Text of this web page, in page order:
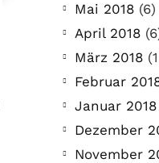
Mai 2018 (6)
April 2018
März 2018
Februar
Januar 2018
Dezember
November
COMMUNITY
Der
Woche